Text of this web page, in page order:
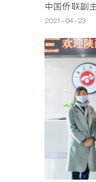
中国侨联副
2021-04-23